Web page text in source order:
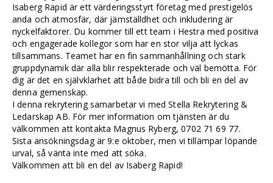
Isaberg Rapid är ett värderingsstyrt företag med prestigelös
anda och atmosfär, där jämställdhet och inkludering är
nyckelfaktorer. Du kommer till ett team i Hestra med positiva
och engagerade kollegor som har en stor vilja att lyckas
tillsammans. Teamet har en fin sammanhållning och stark
gruppdynamik där alla blir respekterade och väl bemötta. För
dig är det en självklarhet att både bidra till och bli en del av
denna gemenskap.
I denna rekrytering samarbetar vi med Stella Rekrytering &
Ledarskap AB. För mer information om tjänsten är du
välkommen att kontakta Magnus Ryberg, 0702 71 69 77.
Sista ansökningsdag är 9:e oktober, men vi tillämpar löpande
urval, så vänta inte med att söka.
Välkommen att bli en del av Isaberg Rapid!